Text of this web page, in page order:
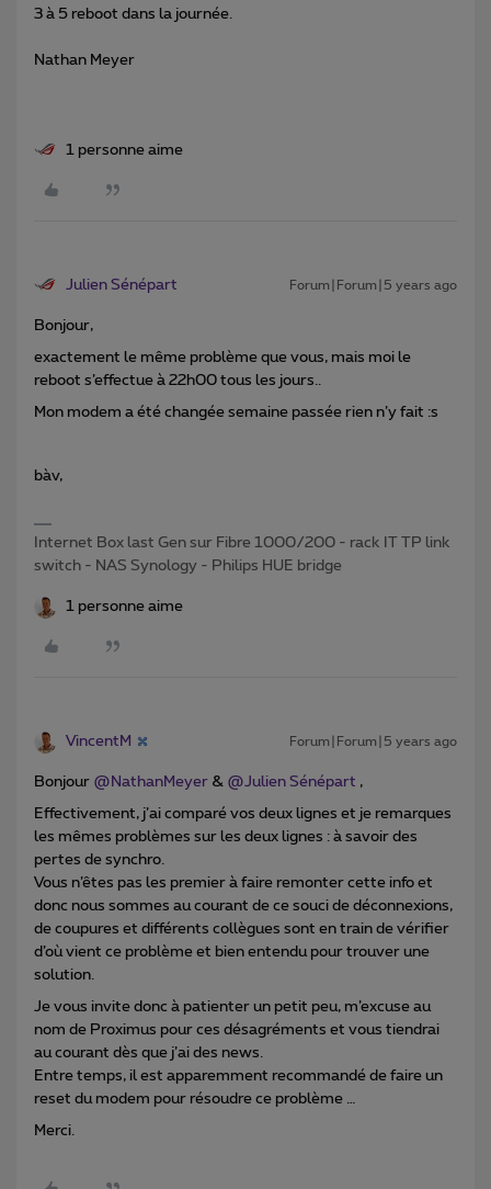
3 à 5 reboot dans la journée.
Nathan Meyer
1 personne aime
Julien Sénépart Forum|Forum|5 years ago
Bonjour,
exactement le même problème que vous, mais moi le
reboot s’effectue à 22h00 tous les jours..
Mon modem a été changée semaine passée rien n’y fait :s
bàv,
Internet Box last Gen sur Fibre 1000/200 - rack IT TP link
switch - NAS Synology - Philips HUE bridge
1 personne aime
VincentM Forum|Forum|5 years ago
Bonjour @NathanMeyer & @Julien Sénépart ,
Effectivement, j’ai comparé vos deux lignes et je remarques
les mêmes problèmes sur les deux lignes : à savoir des
pertes de synchro.
Vous n’êtes pas les premier à faire remonter cette info et
donc nous sommes au courant de ce souci de déconnexions,
de coupures et différents collègues sont en train de vérifier
d’où vient ce problème et bien entendu pour trouver une
solution.
Je vous invite donc à patienter un petit peu, m’excuse au
nom de Proximus pour ces désagréments et vous tiendrai
au courant dès que j’ai des news.
Entre temps, il est apparemment recommandé de faire un
reset du modem pour résoudre ce problème …
Merci.